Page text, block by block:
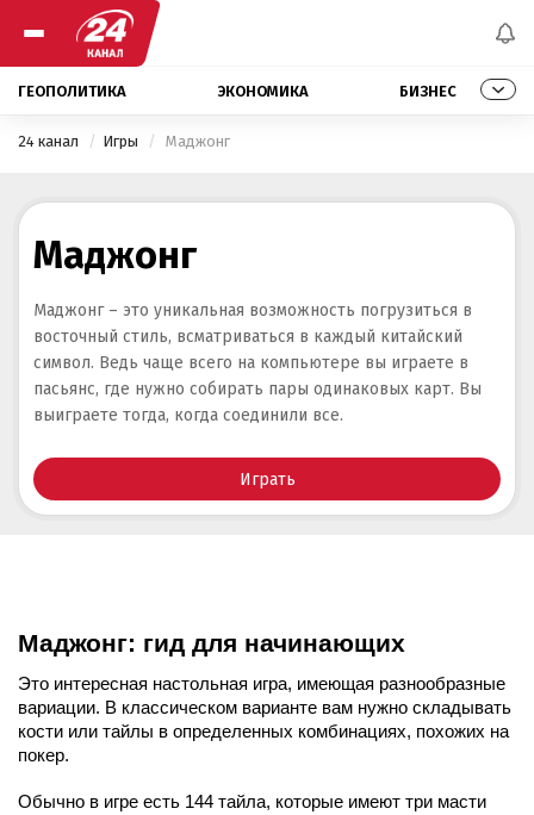
ГЕОПОЛИТИКА ЭКОНОМИКА БИЗНЕС
24 канал Игры Маджонг
Маджонг
Маджонг – это уникальная возможность погрузиться в
восточный стиль, всматриваться в каждый китайский
символ. Ведь чаще всего на компьютере вы играете в
пасьянс, где нужно собирать пары одинаковых карт. Вы
выиграете тогда, когда соединили все.
Играть
Маджонг: гид для начинающих
Это интересная настольная игра, имеющая разнообразные
вариации. В классическом варианте вам нужно складывать
кости или тайлы в определенных комбинациях, похожих на
покер.
Обычно в игре есть 144 тайла, которые имеют три масти